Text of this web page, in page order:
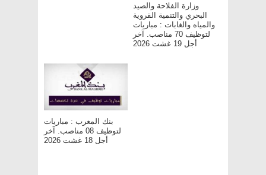
وزارة الفلاحة والصيد
البحري والتنمية القروية
والمياه والغابات : مباريات
لتوظيف 70 مناصب. آخر
أجل 19 غشت 2026
بنك المغرب : مباريات
لتوظيف 08 مناصب. آخر
أجل 18 غشت 2026